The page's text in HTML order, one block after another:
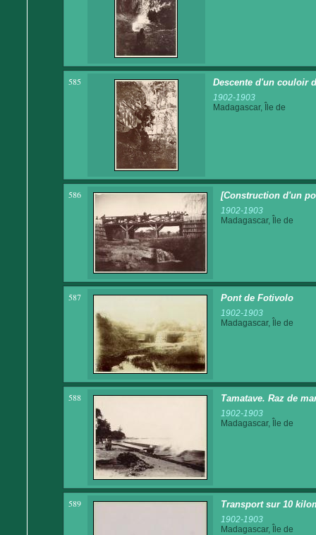
585 Descente d'un couloir
1902-1903
Madagascar, Île de
586 [Construction d'un
1902-1903
Madagascar, Île de
587 Pont de Fotivolo
1902-1903
Madagascar, Île de
588 Tamatave. Raz de
1902-1903
Madagascar, Île de
589 Transport sur 10
1902-1903
Madagascar, Île de